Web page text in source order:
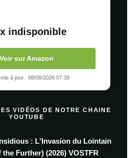
indisponible
Voir sur Amazon
mis à jour : 08/08/2026 07:39
VIDÉOS DE NOTRE CHAINE
YOUTUBE
: L'Invasion du Lointain
Further) (2026) VOSTFR